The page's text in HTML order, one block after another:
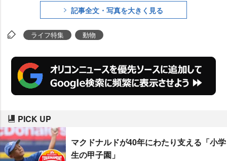
記事全文・写真を大きく見る
ライフ特集 動物
PICK UP
マクドナルドが40年にわたり支える「小学
生の甲子園」